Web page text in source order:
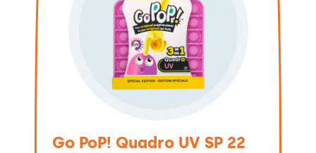
Go PoP! Quadro UV SP 22